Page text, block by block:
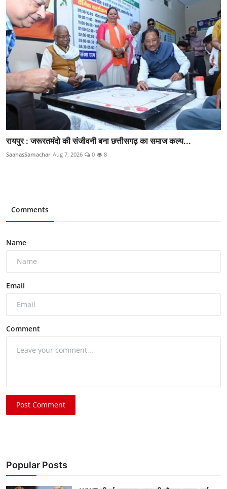
रायपुर : जरूरतमंदो की संजीवनी बना छत्तीसगढ़ का समाज कल्य...
SaahasSamachar Aug 7, 2026 0 8
Comments
Name
Email
Comment
Post Comment
Popular Posts